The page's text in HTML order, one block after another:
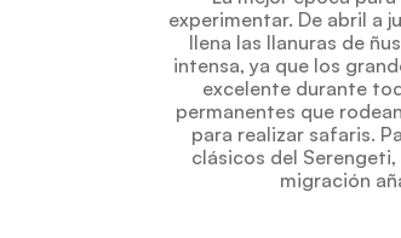
experimentar. De abril a
llena las llanuras de
intensa, ya que los
excelente durante
permanentes que
para realizar safaris.
clásicos del
migración